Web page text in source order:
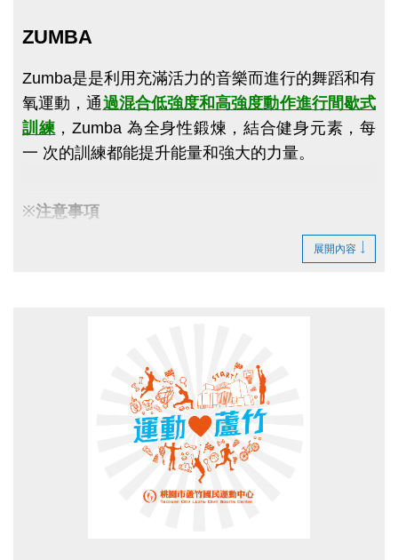
ZUMBA
Zumba是是利用充滿活力的音樂而進行的舞蹈和有
氧運動，通過混合低強度和高強度動作進行間歇式
訓練 ，Zumba 為全身性鍛煉，結合健身元素，每
一 次的訓練都能提升能量和強大的力量。
※注意事項
展開內容